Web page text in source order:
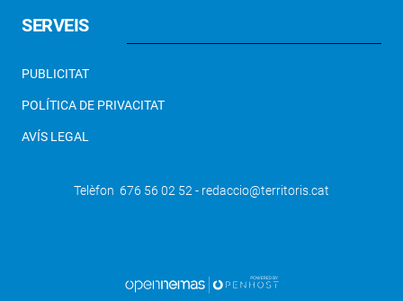
SERVEIS
PUBLICITAT
POLÍTICA DE PRIVACITAT
AVÍS LEGAL
Telèfon 676 56 02 52 - redaccio@territoris.cat